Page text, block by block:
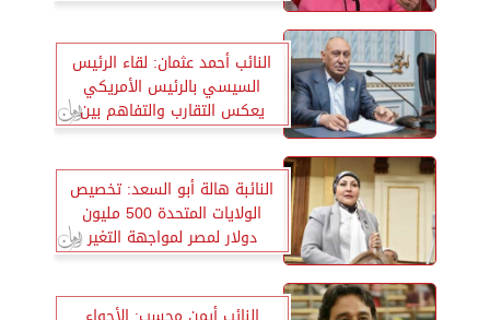
النائب أحمد عثمان: لقاء الرئيس
السيسي بالرئيس الأمريكي
يعكس التقارب والتفاهم بين
البلدين
النائبة هالة أبو السعد: تخصيص
الولايات المتحدة 500 مليون
دولار لمصر لمواجهة التغير
المناخي رسالة للجميع